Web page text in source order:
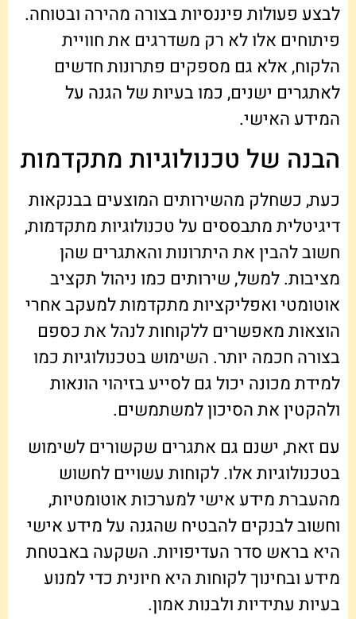
לבצע פעולות פיננסיות בצורה מהירה ובטוחה.
פיתוחים אלו לא רק משדרגים את חוויית
הלקוח, אלא גם מספקים פתרונות חדשים
לאתגרים ישנים, כמו בעיות של הגנה על
המידע האישי.
הבנה של טכנולוגיות מתקדמות
כעת, כשחלק מהשירותים המוצעים בבנקאות
דיגיטלית מתבססים על טכנולוגיות מתקדמות,
חשוב להבין את היתרונות והאתגרים שהן
מציבות. למשל, שירותים כמו ניהול תקציב
אוטומטי ואפליקציות מתקדמות למעקב אחרי
הוצאות מאפשרים ללקוחות לנהל את כספם
בצורה חכמה יותר. השימוש בטכנולוגיות כמו
למידת מכונה יכול גם לסייע בזיהוי הונאות
ולהקטין את הסיכון למשתמשים.
עם זאת, ישנם גם אתגרים שקשורים לשימוש
בטכנולוגיות אלו. לקוחות עשויים לחשוש
מהעברת מידע אישי למערכות אוטומטיות,
וחשוב לבנקים להבטיח שהגנה על מידע אישי
היא בראש סדר העדיפויות. השקעה באבטחת
מידע ובחינוך לקוחות היא חיונית כדי למנוע
בעיות עתידיות ולבנות אמון.